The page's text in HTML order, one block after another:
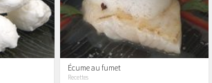
Écume au fumet
Recettes